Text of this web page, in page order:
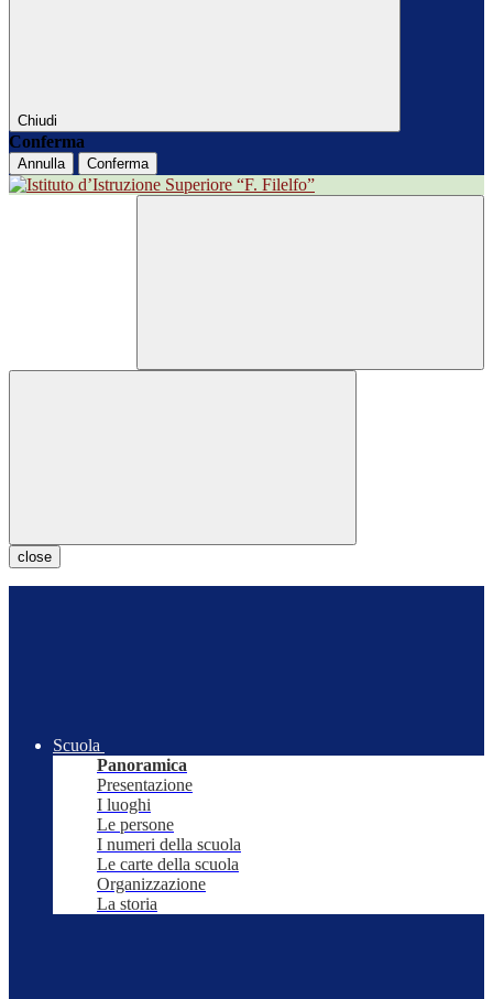
Chiudi
Conferma
Annulla Conferma
close
Scuola
Panoramica
Presentazione
I luoghi
Le persone
I numeri della scuola
Le carte della scuola
Organizzazione
La storia